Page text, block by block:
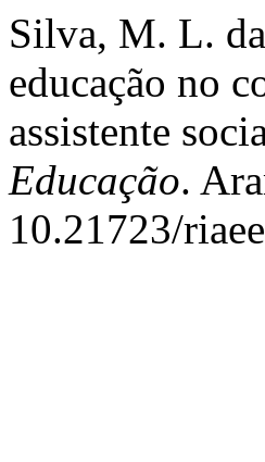
Silva, M. L.
educação no
assistente
Educação.
10.21723/